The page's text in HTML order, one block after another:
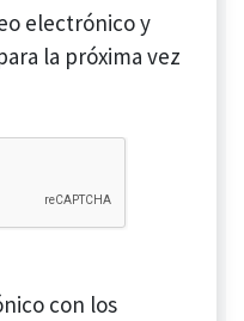
electrónico y
la próxima vez
con los